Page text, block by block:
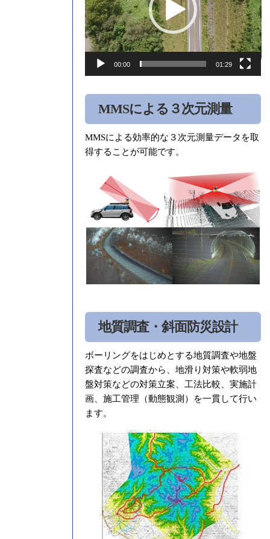
ー
ヤ
ー
00:00 01:29
MMSによる３次元測量
MMSによる効率的な３次元測量データを取
得することが可能です。
地質調査・斜面防災設計
ボーリングをはじめとする地質調査や地盤
探査などの調査から、地滑り対策や軟弱地
盤対策などの対策立案、工法比較、実施計
画、施工管理（動態観測）を一貫して行い
ます。